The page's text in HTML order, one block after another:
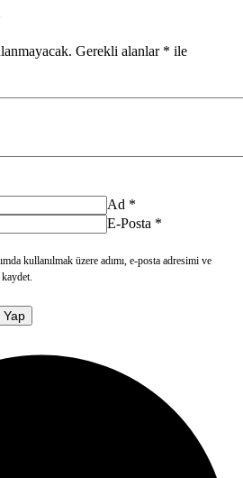
Gerekli alanlar * ile
Ad *
E-Posta *
kullanılmak üzere adımı, e-posta adresimi ve
Yap